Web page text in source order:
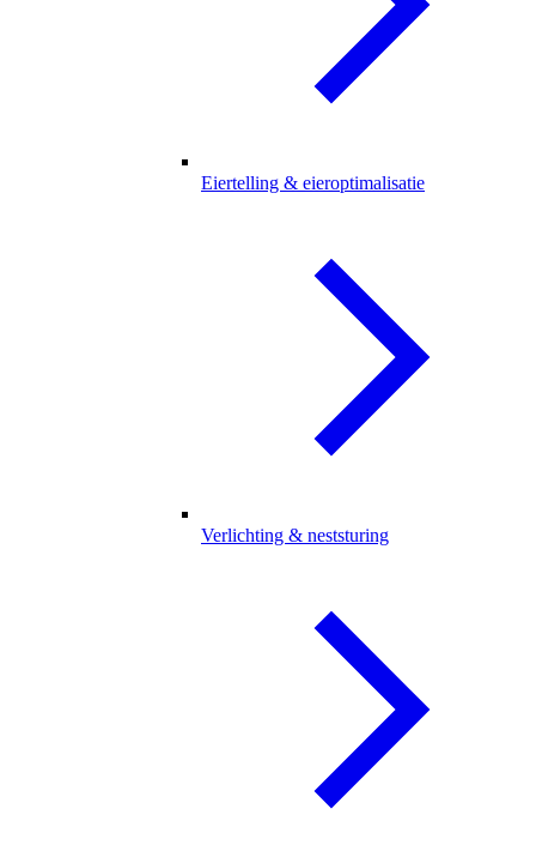
Eiertelling & eieroptimalisatie
Verlichting & neststuring